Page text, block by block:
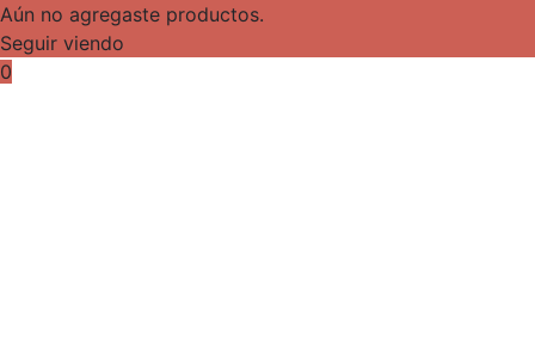
Aún no agregaste productos.
Seguir viendo
0